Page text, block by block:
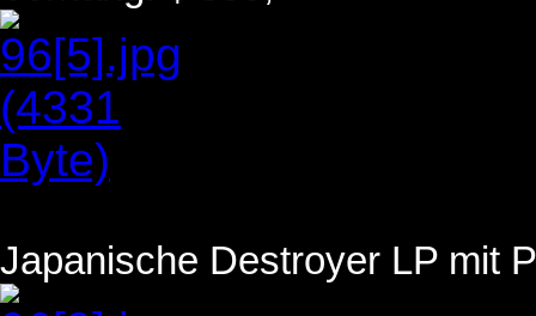
Japanische Destroyer LP mit